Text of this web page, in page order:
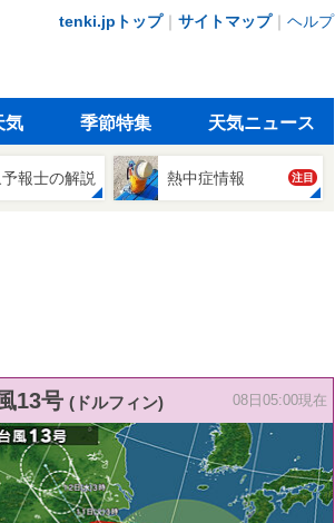
tenki.jpトップ｜ サイトマップ｜ ヘルプ
気 季節特集 天気ニュース
報士の解説 熱中症情報 注目
13号 (ドルフィン) 08日05:00現在